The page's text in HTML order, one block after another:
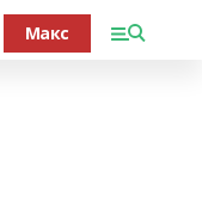
Макс